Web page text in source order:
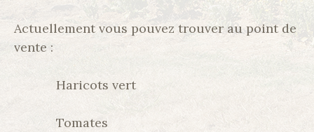
Actuellement vous pouvez trouver au point de
vente :
Haricots vert
Tomates